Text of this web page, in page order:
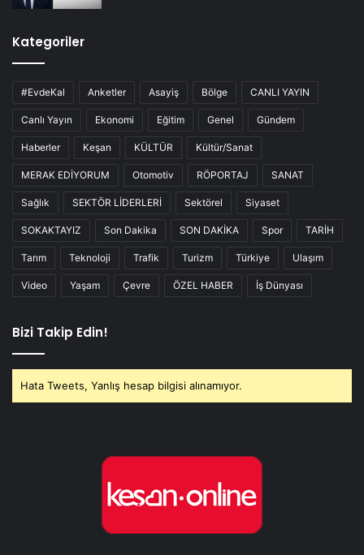
Kategoriler
#EvdeKal Anketler Asayiş Bölge CANLI YAYIN
Canlı Yayın Ekonomi Eğitim Genel Gündem
Haberler Keşan KÜLTÜR Kültür/Sanat
MERAK EDİYORUM Otomotiv RÖPORTAJ SANAT
Sağlık SEKTÖR LİDERLERİ Sektörel Siyaset
SOKAKTAYIZ Son Dakika SON DAKİKA Spor TARİH
Tarım Teknoloji Trafik Turizm Türkiye Ulaşım
Video Yaşam Çevre ÖZEL HABER İş Dünyası
Bizi Takip Edin!
Hata Tweets, Yanlış hesap bilgisi alınamıyor.